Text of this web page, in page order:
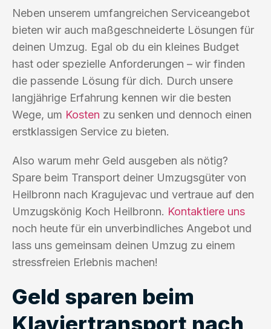
Neben unserem umfangreichen Serviceangebot
bieten wir auch maßgeschneiderte Lösungen für
deinen Umzug. Egal ob du ein kleines Budget
hast oder spezielle Anforderungen – wir finden
die passende Lösung für dich. Durch unsere
langjährige Erfahrung kennen wir die besten
Wege, um Kosten zu senken und dennoch einen
erstklassigen Service zu bieten.
Also warum mehr Geld ausgeben als nötig?
Spare beim Transport deiner Umzugsgüter von
Heilbronn nach Kragujevac und vertraue auf den
Umzugskönig Koch Heilbronn. Kontaktiere uns
noch heute für ein unverbindliches Angebot und
lass uns gemeinsam deinen Umzug zu einem
stressfreien Erlebnis machen!
Geld sparen beim
Klaviertransport nach